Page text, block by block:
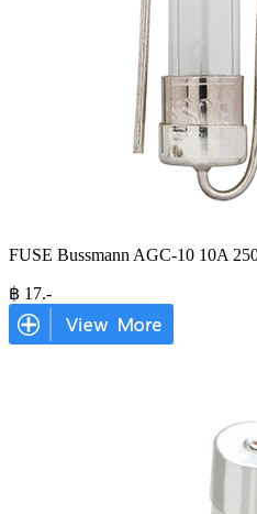
FUSE Bussmann AGC-10 10A
฿ 17.-